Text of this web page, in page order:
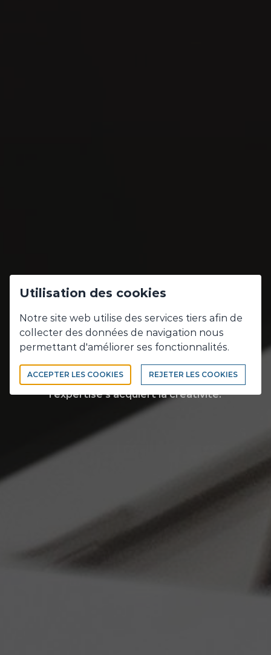
Découvrez nos
expertises
De l'expérience s'acquiert l'expertise... De
l'expertise s'acquiert la créativité.
Utilisation des cookies
Notre site web utilise des services tiers afin de
collecter des données de navigation nous
permettant d'améliorer ses fonctionnalités.
ACCEPTER LES COOKIES REJETER LES COOKIES